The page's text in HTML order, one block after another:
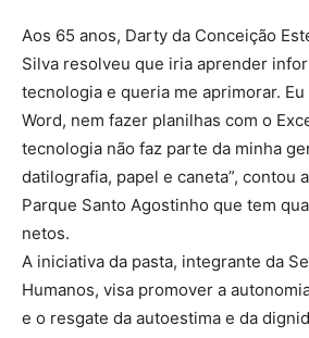
Aos 65 anos, Darty da Conceição
Silva resolveu que iria aprender
tecnologia e queria me aprimorar. Eu
Word, nem fazer planilhas com o
tecnologia não faz parte da minha
datilografia, papel e caneta”, contou
Parque Santo Agostinho que tem
netos.
A iniciativa da pasta, integrante da
Humanos, visa promover a
e o resgate da autoestima e da